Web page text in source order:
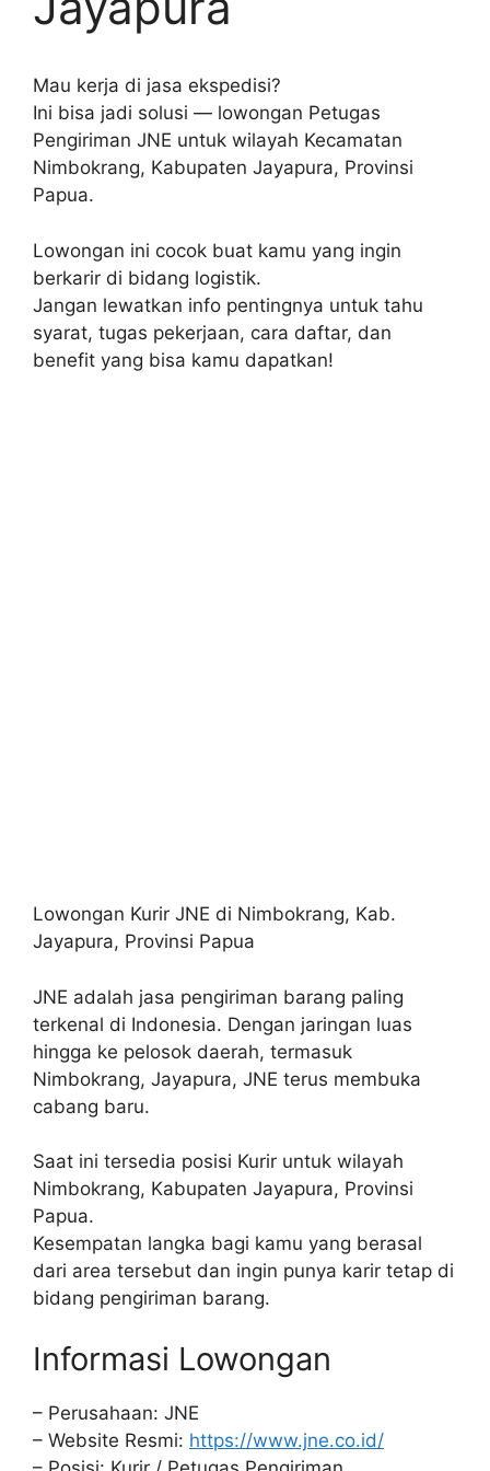
Mau kerja di jasa ekspedisi?
Ini bisa jadi solusi — lowongan Petugas
Pengiriman JNE untuk wilayah Kecamatan
Nimbokrang, Kabupaten Jayapura, Provinsi
Papua.
Lowongan ini cocok buat kamu yang ingin
berkarir di bidang logistik.
Jangan lewatkan info pentingnya untuk tahu
syarat, tugas pekerjaan, cara daftar, dan
benefit yang bisa kamu dapatkan!
Lowongan Kurir JNE di Nimbokrang, Kab.
Jayapura, Provinsi Papua
JNE adalah jasa pengiriman barang paling
terkenal di Indonesia. Dengan jaringan luas
hingga ke pelosok daerah, termasuk
Nimbokrang, Jayapura, JNE terus membuka
cabang baru.
Saat ini tersedia posisi Kurir untuk wilayah
Nimbokrang, Kabupaten Jayapura, Provinsi
Papua.
Kesempatan langka bagi kamu yang berasal
dari area tersebut dan ingin punya karir tetap di
bidang pengiriman barang.
Informasi Lowongan
– Perusahaan: JNE
– Website Resmi: https://www.jne.co.id/